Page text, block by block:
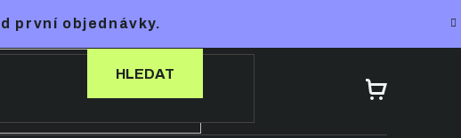
první objednávky.
HLEDAT
NÁKUPNÍ